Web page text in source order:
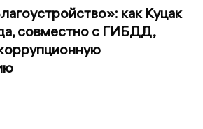
как Куцак
совместно с ГИБДД,